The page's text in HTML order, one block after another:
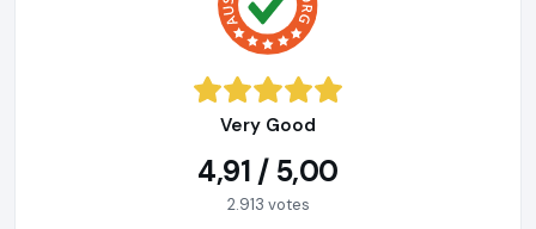
Very Good
4,91 / 5,00
2.913 votes